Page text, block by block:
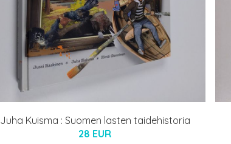
Juha Kuisma : Suomen lasten taidehistoria
28 EUR